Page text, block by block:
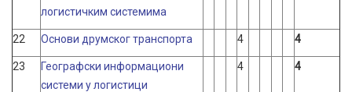
логистичким системима
22 Основи друмског транспорта 4 4
23
Географски информациони
системи у логистици
4 4